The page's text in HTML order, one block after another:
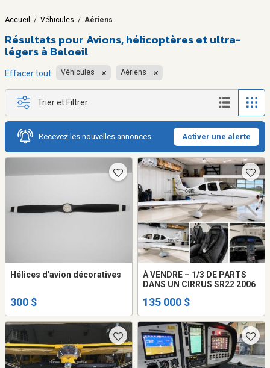
Accueil / Véhicules / Aériens
Résultats pourAvions, hélicoptères et ultra-
légers à Beloeil
Effacer tout Véhicules Aériens
Trier et Filtrer
Recevez les nouvelles annonces Activer une alerte
Hélices d'avion décoratives
300 $
À VENDRE – 1/3 DE PARTS
DANS UN CIRRUS SR22 2006
135 000 $